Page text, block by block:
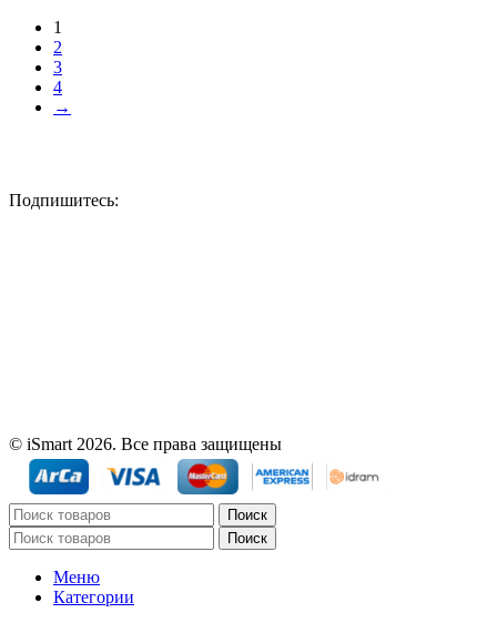
1
2
3
4
→
Подпишитесь:
© iSmart 2026. Все права защищены
Поиск
Поиск
Меню
Категории